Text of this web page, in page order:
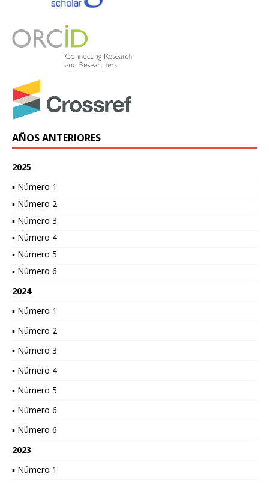
AÑOS ANTERIORES
2025
▪ Número 1
▪ Número 2
▪ Número 3
▪ Número 4
▪ Número 5
▪ Número 6
2024
▪ Número 1
▪ Número 2
▪ Número 3
▪ Número 4
▪ Número 5
▪ Número 6
▪ Número 6
2023
▪ Número 1